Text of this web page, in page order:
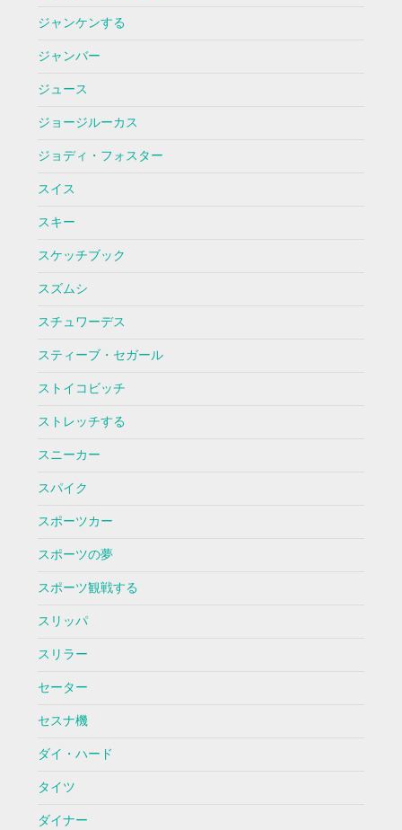
ジャンケンする
ジャンバー
ジュース
ジョージルーカス
ジョディ・フォスター
スイス
スキー
スケッチブック
スズムシ
スチュワーデス
スティーブ・セガール
ストイコビッチ
ストレッチする
スニーカー
スパイク
スポーツカー
スポーツの夢
スポーツ観戦する
スリッパ
スリラー
セーター
セスナ機
ダイ・ハード
タイツ
ダイナー